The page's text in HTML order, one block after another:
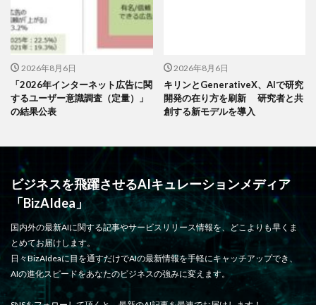
2026年8月6日
「2026年インターネット広告に関
するユーザー意識調査（定量）」
の結果公表
2026年8月6日
キリンとGenerativeX、AIで研究
開発の在り方を刷新 研究者と共
創する新モデルを導入
ビジネスを飛躍させるAIキュレーションメディア
「BizAIdea」
国内外の最新AIに関する記事やサービスリリース情報を、どこよりも早くま
とめてお届けします。
日々BizAIdeaに目を通すだけでAIの最新情報を手軽にキャッチアップでき、
AIの進化スピードをあなたのビジネスの強みに変えます。